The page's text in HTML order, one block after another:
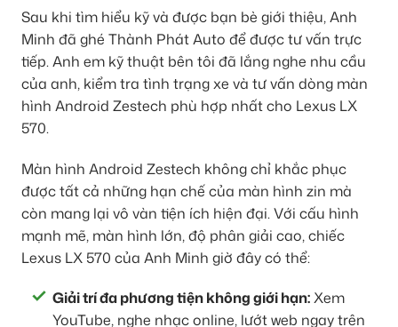
Sau khi tìm hiểu kỹ và được bạn bè giới thiệu, Anh
Minh đã ghé Thành Phát Auto để được tư vấn trực
tiếp. Anh em kỹ thuật bên tôi đã lắng nghe nhu cầu
của anh, kiểm tra tình trạng xe và tư vấn dòng màn
hình Android Zestech phù hợp nhất cho Lexus LX
570.
Màn hình Android Zestech không chỉ khắc phục
được tất cả những hạn chế của màn hình zin mà
còn mang lại vô vàn tiện ích hiện đại. Với cấu hình
mạnh mẽ, màn hình lớn, độ phân giải cao, chiếc
Lexus LX 570 của Anh Minh giờ đây có thể:
Giải trí đa phương tiện không giới hạn:Xem
YouTube, nghe nhạc online, lướt web ngay trên